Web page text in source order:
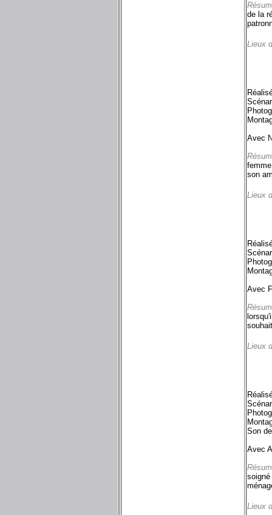
de la
Lieux
Avec
son
Lieux
Avec
Lieux
Son
Avec
Lieux